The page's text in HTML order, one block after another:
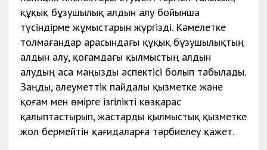
құқық бұзушылық алдын алу бойынша
түсіндірме жұмыстарын жүргізді. Кәмелетке
толмағандар арасындағы құқық бұзушылықтың
алдын алу, қоғамдағы қылмыстың алдын
алудың аса маңызды аспектісі болып табылады.
Заңды, әлеуметтік пайдалы қызметке және
қоғам мен өмірге ізгілікті көзқарас
қалыптастырып, жастарды қылмыстық қызметке
жол бермейтін қағидаларға тәрбиелеу қажет.